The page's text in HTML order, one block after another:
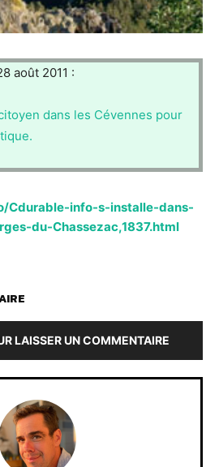
août 2011 :
dans les Cévennes pour
Cdurable-info-s-installe-dans-
du-Chassezac,1837.html
LAISSER UN COMMENTAIRE